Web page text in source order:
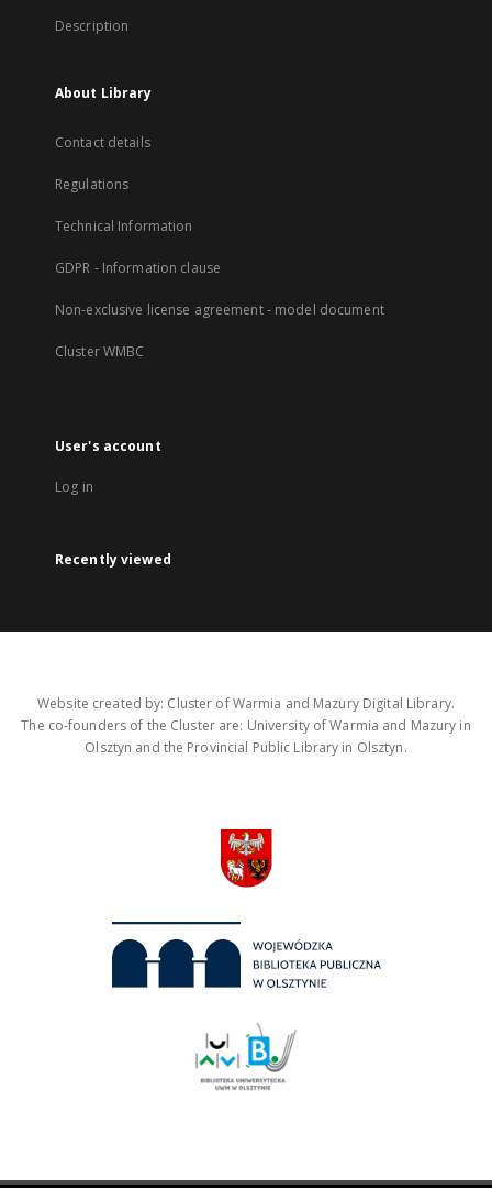
Description
About Library
Contact details
Regulations
Technical Information
GDPR - Information clause
Non-exclusive license agreement - model document
Cluster WMBC
User's account
Log in
Recently viewed
Website created by: Cluster of Warmia and Mazury Digital Library.
The co-founders of the Cluster are: University of Warmia and Mazury in
Olsztyn and the Provincial Public Library in Olsztyn.